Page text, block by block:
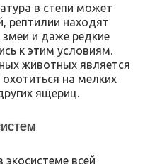
в степи может
рептилии находят
и даже редкие
к этим условиям.
животных является
на мелких
ящериц.
всей